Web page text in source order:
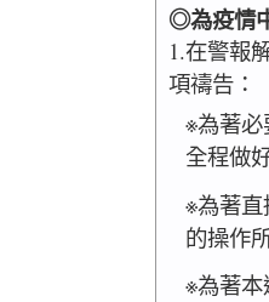
◎為疫情
1.在警報
項禱告：
※為著
全程做
※為著
的操作
※為著